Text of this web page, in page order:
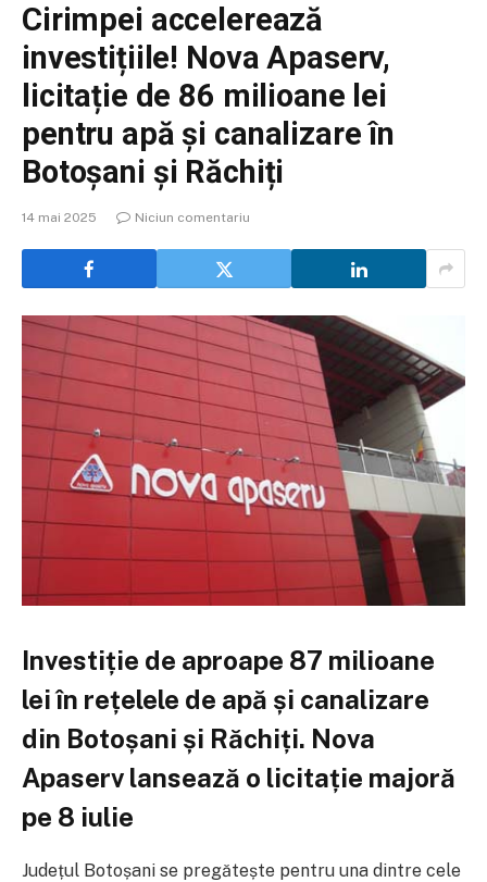
Cirimpei accelerează
investițiile! Nova Apaserv,
licitație de 86 milioane lei
pentru apă și canalizare în
Botoșani și Răchiți
14 mai 2025 Niciun comentariu
Investiție de aproape 87 milioane
lei în rețelele de apă și canalizare
din Botoșani și Răchiți. Nova
Apaserv lansează o licitație majoră
pe 8 iulie
Județul Botoșani se pregătește pentru una dintre cele